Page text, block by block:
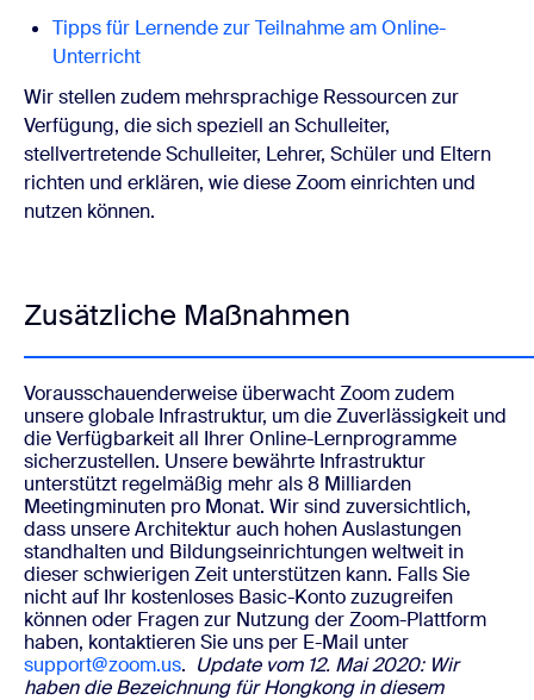
Tipps für Lernende zur Teilnahme am Online-
Unterricht
Wir stellen zudem mehrsprachige Ressourcen zur
Verfügung, die sich speziell an Schulleiter,
stellvertretende Schulleiter, Lehrer, Schüler und Eltern
richten und erklären, wie diese Zoom einrichten und
nutzen können.
Zusätzliche Maßnahmen
Vorausschauenderweise überwacht Zoom zudem
unsere globale Infrastruktur, um die Zuverlässigkeit und
die Verfügbarkeit all Ihrer Online-Lernprogramme
sicherzustellen. Unsere bewährte Infrastruktur
unterstützt regelmäßig mehr als 8 Milliarden
Meetingminuten pro Monat. Wir sind zuversichtlich,
dass unsere Architektur auch hohen Auslastungen
standhalten und Bildungseinrichtungen weltweit in
dieser schwierigen Zeit unterstützen kann. Falls Sie
nicht auf Ihr kostenloses Basic-Konto zuzugreifen
können oder Fragen zur Nutzung der Zoom-Plattform
haben, kontaktieren Sie uns per E-Mail unter
support@zoom.us. Update vom 12. Mai 2020: Wir
haben die Bezeichnung für Hongkong in diesem